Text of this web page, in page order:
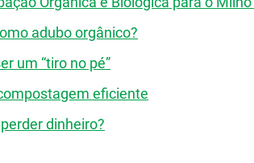
adubo orgânico?
um “tiro no pé”
eficiente
dinheiro?